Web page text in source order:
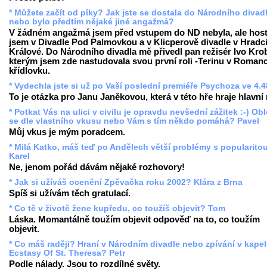
* Můžete začít od píky? Jak jste se dostala do Národního
nebo bylo předtím nějaké jiné angažmá?
V žádném angažmá jsem před vstupem do ND nebyla, ale
jsem v Divadle Pod Palmovkou a v Klicperově divadle v Hradci
Králové. Do Národního divadla mě přivedl pan režisér Ivo
kterým jsem zde nastudovala svou první roli -Terinu v
křídlovku.
* Vydechla jste si už po Vaší poslední premiéře Psychoza ve
To je otázka pro Janu Janěkovou, která v této hře hraje hlavní
* Potkat Vás na ulici v civilu je opravdu nevšední zážitek :-)
se dle vlastního vkusu nebo Vám s tím někdo pomáhá? Pavel
Můj vkus je mým poradcem.
* Milá Katko, máš teď po Andělech větší problémy s
Karel
Ne, jenom pořád dávám nějaké rozhovory!
* Jak si užíváš ocenění Zpěvačka roku 2002? Klára z Brna
Spíš si užívám těch gratulací.
* Co tě v životě žene kupředu, co toužíš objevit? Tom
Láska. Momantálně toužím objevit odpověď na to, co toužím
objevit.
* Co máš raději? Hraní v Národním divadle nebo zpívání v
Ecstasy Of St. Theresa? Petr
Podle nálady. Jsou to rozdílné světy.